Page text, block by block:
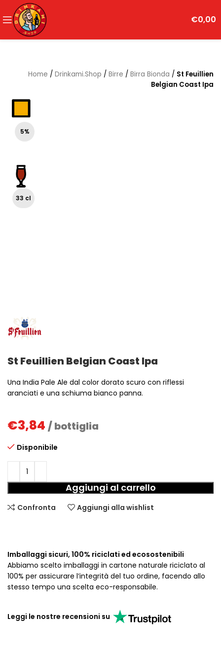
€0,00
Home / Drinkami.Shop / Birre / Birra Bionda / St Feuillien
Belgian Coast Ipa
5%
33 cl
St Feuillien Belgian Coast Ipa
Una India Pale Ale dal color dorato scuro con riflessi
aranciati e una schiuma bianco panna.
€3,84 / bottiglia
Disponibile
Aggiungi al carrello
Confronta Aggiungi alla wishlist
Imballaggi sicuri, 100% riciclati ed ecosostenibili
Abbiamo scelto imballaggi in cartone naturale riciclato al
100% per assicurare l’integrità del tuo ordine, facendo allo
stesso tempo una scelta eco-responsabile.
Leggi le nostre recensioni su